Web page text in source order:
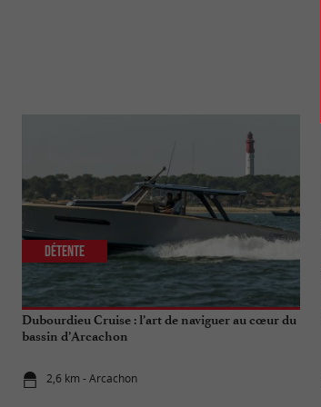
Dubourdieu Cruise : l’art de naviguer au cœur du
bassin d’Arcachon
2,6 km - Arcachon
Détente